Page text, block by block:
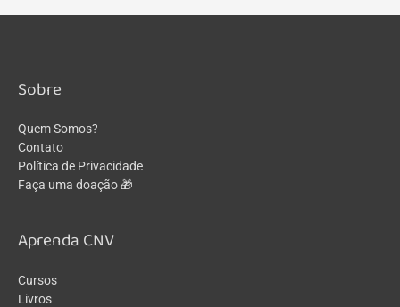
Sobre
Quem Somos?
Contato
Política de Privacidade
Faça uma doação 🎁
Aprenda CNV
Cursos
Livros